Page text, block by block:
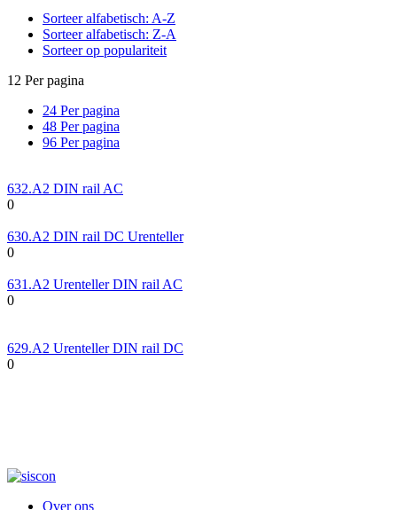
Sorteer alfabetisch: A-Z
Sorteer alfabetisch: Z-A
Sorteer op populariteit
12 Per pagina
24 Per pagina
48 Per pagina
96 Per pagina
632.A2 DIN rail AC
0
630.A2 DIN rail DC Urenteller
0
631.A2 Urenteller DIN rail AC
0
629.A2 Urenteller DIN rail DC
0
Over ons